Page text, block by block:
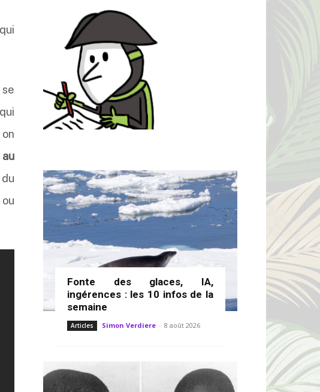
Fonte des glaces, IA,
ingérences : les 10 infos de la
semaine
Articles Simon Verdiere - 8 août 2026